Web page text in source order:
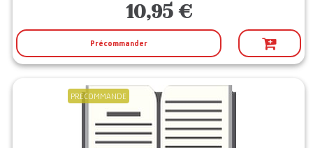
10,95 €
Précommander
PRECOMMANDE